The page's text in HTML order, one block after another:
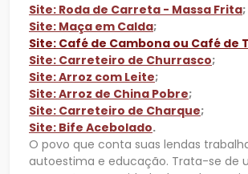
Site: Roda de Carreta - Massa Frita;
Site: Maça em Calda;
Site: Café de Cambona ou Café de
Site: Carreteiro de Churrasco;
Site: Arroz com Leite;
Site: Arroz de China Pobre;
Site: Carreteiro de Charque;
Site: Bife Acebolado.
O povo que conta suas lendas
autoestima e educação. Trata-se de